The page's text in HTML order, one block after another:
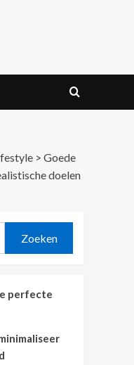
> Goede
doelen
perfecte